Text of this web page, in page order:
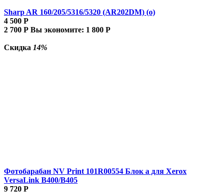
Sharp AR 160/205/5316/5320 (AR202DM) (о)
4 500 Р
2 700 Р Вы экономите: 1 800 Р
Скидка 14%
Фотобарабан NV Print 101R00554 Блок а для Xerox
VersaLink B400/B405
9 720 Р